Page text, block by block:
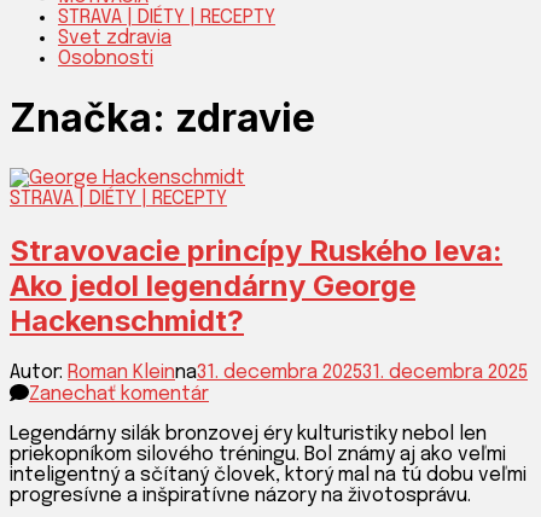
IRON-
BODY
STRAVA | DIÉTY | RECEPTY
Svet zdravia
Osobnosti
Značka: zdravie
STRAVA | DIÉTY | RECEPTY
Stravovacie princípy Ruského leva:
Ako jedol legendárny George
Hackenschmidt?
Autor: Roman Kleinna31. decembra 202531. decembra 2025
Zanechať komentárk
Stravovacie
princípy
Ruského
leva:
Legendárny silák bronzovej éry kulturistiky nebol len
priekopníkom silového tréningu. Bol známy aj ako veľmi
inteligentný a sčítaný človek, ktorý mal na tú dobu veľmi
progresívne a inšpiratívne názory na životosprávu.